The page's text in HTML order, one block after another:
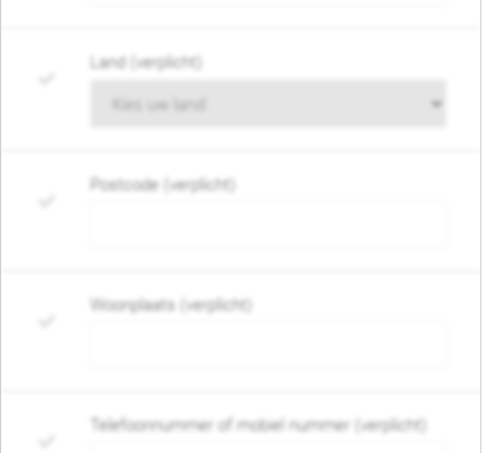
Land (verplicht)
Postcode (verplicht)
Woonplaats (verplicht)
Telefoonnummer of mobiel nummer (verplicht)